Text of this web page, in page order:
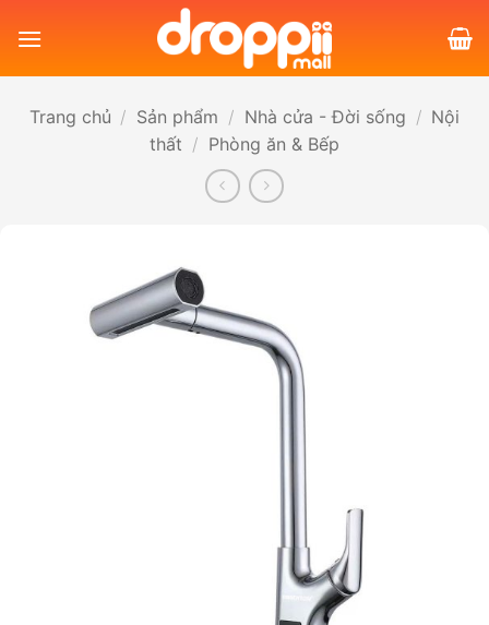
qua
Trang chủ / Sản phẩm / Nhà cửa - Đời sống / Nội
thất / Phòng ăn & Bếp